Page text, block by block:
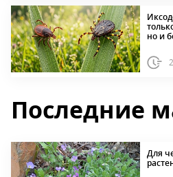
но и
Последние
Для